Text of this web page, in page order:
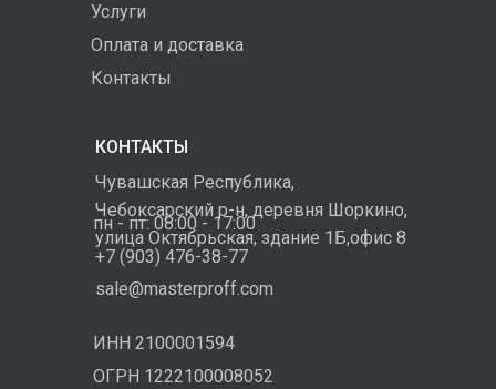
Оплата и доставка
Услуги
Контакты
ОГРН 1222100008052
ИНН 2100001594
КОНТАКТЫ
Чувашская Республика,
Чебоксарский р-н, деревня Шоркино,
улица Октябрьская, здание 1Б,офис 8
+7 (903) 476-38-77
sale@masterproff.com
пн - пт: 08:00 - 17:00